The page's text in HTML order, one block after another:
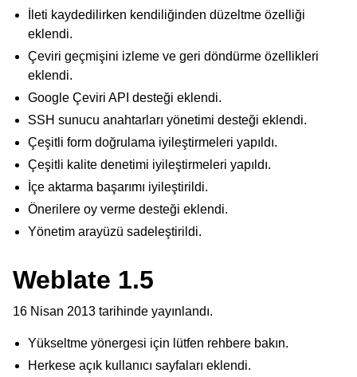
İleti kaydedilirken kendiliğinden düzeltme özelliği
eklendi.
Çeviri geçmişini izleme ve geri döndürme özellikleri
eklendi.
Google Çeviri API desteği eklendi.
SSH sunucu anahtarları yönetimi desteği eklendi.
Çeşitli form doğrulama iyileştirmeleri yapıldı.
Çeşitli kalite denetimi iyileştirmeleri yapıldı.
İçe aktarma başarımı iyileştirildi.
Önerilere oy verme desteği eklendi.
Yönetim arayüzü sadeleştirildi.
Weblate 1.5
16 Nisan 2013 tarihinde yayınlandı.
Yükseltme yönergesi için lütfen rehbere bakın.
Herkese açık kullanıcı sayfaları eklendi.